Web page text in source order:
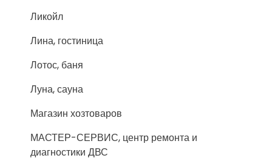
Ликойл
Лина, гостиница
Лотос, баня
Луна, сауна
Магазин хозтоваров
МАСТЕР-СЕРВИС, центр ремонта и
диагностики ДВС